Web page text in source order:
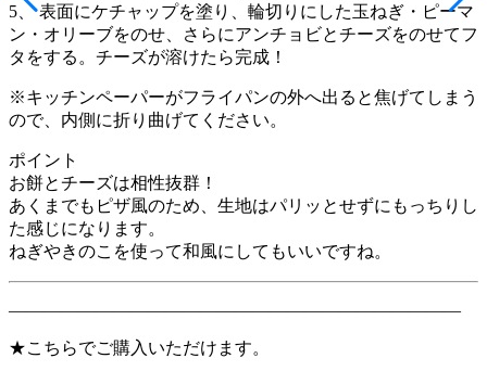
5、 表面にケチャップを塗り、輪切りにした玉ねぎ・ピーマ
ン・オリーブをのせ、さらにアンチョビとチーズをのせてフ
タをする。チーズが溶けたら完成！
※キッチンペーパーがフライパンの外へ出ると焦げてしまう
ので、内側に折り曲げてください。
ポイント
お餅とチーズは相性抜群！
あくまでもピザ風のため、生地はパリッとせずにもっちりし
た感じになります。
ねぎやきのこを使って和風にしてもいいですね。
——————————————————————————
★こちらでご購入いただけます。